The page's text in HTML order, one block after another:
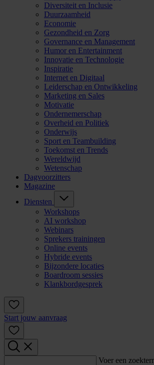
Diversiteit en Inclusie
Duurzaamheid
Economie
Gezondheid en Zorg
Governance en Management
Humor en Entertainment
Innovatie en Technologie
Inspiratie
Internet en Digitaal
Leiderschap en Ontwikkeling
Marketing en Sales
Motivatie
Ondernemerschap
Overheid en Politiek
Onderwijs
Sport en Teambuilding
Toekomst en Trends
Wereldwijd
Wetenschap
Dagvoorzitters
Magazine
Diensten
Workshops
AI workshop
Webinars
Sprekers trainingen
Online events
Hybride events
Bijzondere locaties
Boardroom sessies
Klankbordgesprek
Start jouw aanvraag
Voer een